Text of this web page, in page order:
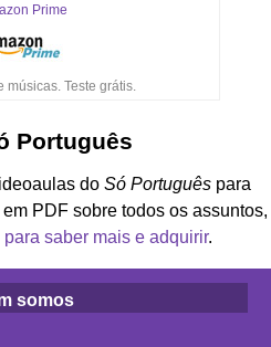
Prime
músicas. Teste grátis.
Português
do Só Português para
PDF sobre todos os assuntos,
saber mais e adquirir.
somos